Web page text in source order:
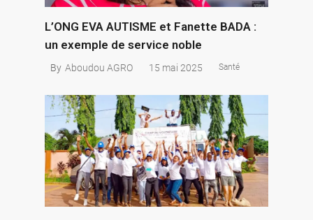
L’ONG EVA AUTISME et Fanette BADA :
un exemple de service noble
By Aboudou AGRO 15 mai 2025 Santé